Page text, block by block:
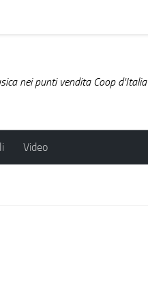
nei punti vendita Coop d'Italia
Video